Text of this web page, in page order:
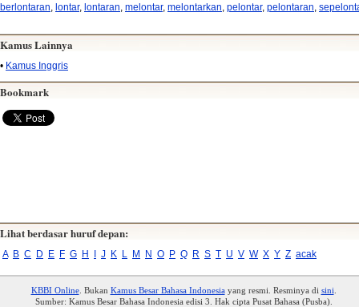
berlontaran lontar, lontaran melontar, melontarkan pelontar, pelontaran
Kamus Lainnya
• Kamus Inggris
Bookmark
Lihat berdasar huruf depan:
A B C D E F G H J K L M N O P Q R S T U V W X Y Z acak
KBBI Online. Bukan Kamus Besar Bahasa Indonesiayang resmi. Resminya di sini
Sumber: Kamus Besar Bahasa Indonesia edisi 3. Hak cipta Pusat Bahasa (Pusba).